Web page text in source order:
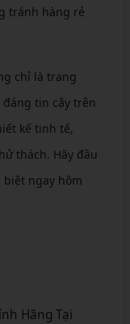
tránh hàng rẻ
chỉ là trang
tin cậy trên
kế tinh tế,
thách. Hãy đầu
ngay hôm
Hãng Tại